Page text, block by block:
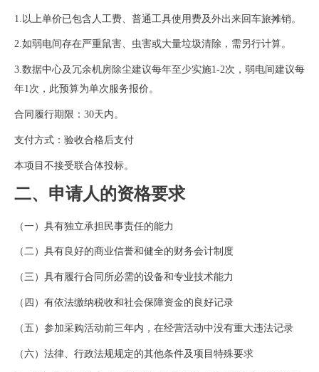
1.以上单价已包含人工费、普通工具使用费及外出来回车旅摊销。
2.如弱电间存在严重鼠害、虫害或大量垃圾清除，需另行计算。
3.数据中心及冗余机房除尘建议每年至少实施1-2次，弱电间建议每
年1次，此预算为单次服务报价。
合同履行期限： 30天内。
支付方式：验收合格后支付
本项目不接受联合体投标。
二、申请人的资格要求
（一）具有独立承担民事责任的能力
（二）具有良好的商业信誉和健全的财务会计制度
（三）具有履行合同所必需的设备和专业技术能力
（四）有依法缴纳税收和社会保障资金的良好记录
（五）参加采购活动前三年内，在经营活动中没有重大违法记录
（六）法律、行政法规规定的其他条件及项目特殊要求